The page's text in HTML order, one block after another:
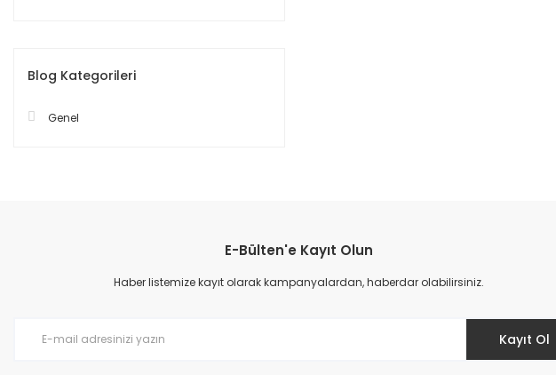
Blog Kategorileri
Genel
E-Bülten'e Kayıt Olun
Haber listemize kayıt olarak kampanyalardan, haberdar olabilirsiniz.
Kayıt Ol